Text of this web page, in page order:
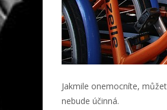
Jakmile onemocníte,
nebude účinná.